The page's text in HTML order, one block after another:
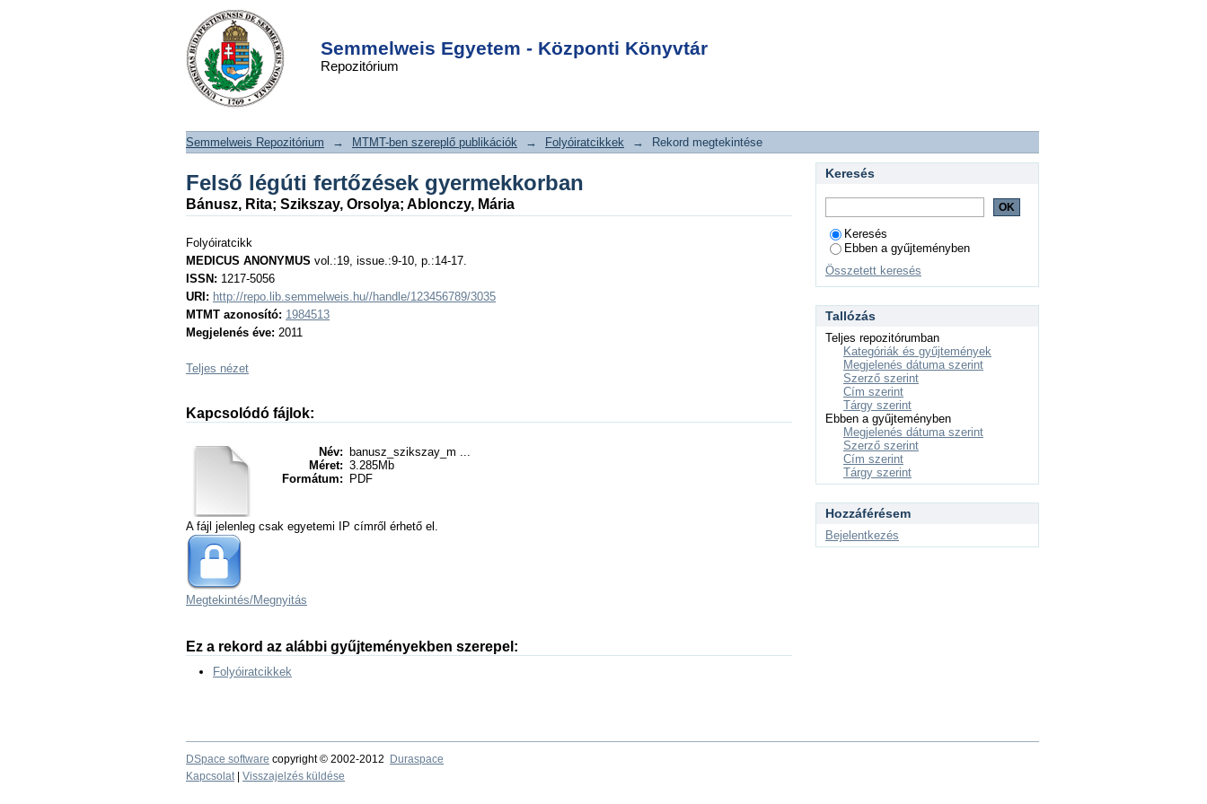
Semmelweis Egyetem - Központi Könyvtár
Repozitórium
Felső légúti fertőzések gyermekkorban
DSpace/Manakin Repository
Semmelweis Repozitórium → MTMT-ben szereplő publikációk → Folyóiratcikkek → Rekord megtekintése
Felső légúti fertőzések gyermekkorban
Bánusz, Rita; Szikszay, Orsolya; Ablonczy, Mária
Folyóiratcikk
MEDICUS ANONYMUS vol.:19, issue.:9-10, p.:14-17.
ISSN: 1217-5056
URI: http://repo.lib.semmelweis.hu//handle/123456789/3035
MTMT azonosító: 1984513
Megjelenés éve: 2011
Teljes nézet
Kapcsolódó fájlok:
Név:
banusz_szikszay_m ...
Méret: 3.285Mb
Formátum:
PDF
A fájl jelenleg csak egyetemi IP címről érhető el.
Megtekintés/Megnyitás
Ez a rekord az alábbi gyűjteményekben szerepel:
Folyóiratcikkek
Keresés
Keresés
Ebben a gyűjteményben
Összetett keresés
Tallózás
Teljes repozitórumban
Kategóriák és gyűjtemények
Megjelenés dátuma szerint
Szerző szerint
Cím szerint
Tárgy szerint
Ebben a gyűjteményben
Megjelenés dátuma szerint
Szerző szerint
Cím szerint
Tárgy szerint
Hozzáférésem
Bejelentkezés
DSpace software copyright © 2002-2012
Duraspace
Kapcsolat| Visszajelzés küldése